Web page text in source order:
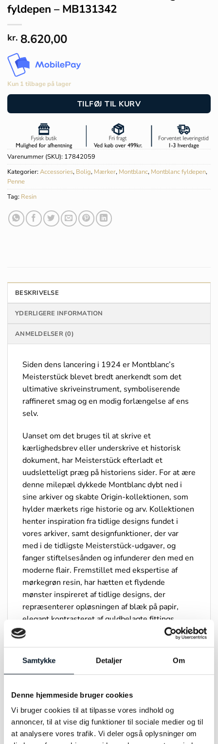
Samtykke Detaljer Om
Denne hjemmeside bruger cookies
Vi bruger cookies til at tilpasse vores indhold og
annoncer, til at vise dig funktioner til sociale medier og til
at analysere vores trafik. Vi deler også oplysninger om
fyldepen – MB131342
kr. 8.620,00
Kun 1 tilbage på lager
TILFØJ TIL KURV
Varenummer (SKU): 17842059
Kategorier:Accessories, Bolig, Mærker, Montblanc, Montblanc fyldepen,
Penne
Tag: Resin
BESKRIVELSE
YDERLIGERE INFORMATION
ANMELDELSER (0)
Siden dens lancering i 1924 er Montblanc’s
Meisterstück blevet bredt anerkendt som det
ultimative skriveinstrument, symboliserende
raffineret smag og en modig forlængelse af ens
selv.
Uanset om det bruges til at skrive et
kærlighedsbrev eller underskrive et historisk
dokument, har Meisterstück efterladt et
uudsletteligt præg på historiens sider. For at ære
denne milepæl dykkede Montblanc dybt ned i
sine arkiver og skabte Origin-kollektionen, som
hylder mærkets rige historie og arv. Kollektionen
henter inspiration fra tidlige designs fundet i
vores arkiver, samt designfunktioner, der var
med i de tidligste Meisterstück-udgaver, og
fanger stiftelsesånden og infunderer den med en
moderne flair. Fremstillet med ekspertise af
mørkegrøn resin, har hætten et flydende
mønster inspireret af tidlige designs, der
repræsenterer opløsningen af blæk på papir,
elegant kontrasteret af guldbelagte fittings.
Klippen er en hyldest til tidlige klipformer fundet
vækker en følelse af nostalgi. Ved nærmere
eftersyn kan man opdage det originale
et symbol på høj kvalitet siden starten. Denne
guldnib, der stolt viser nummeret 100, sammen
med årene 1924 og 2024.